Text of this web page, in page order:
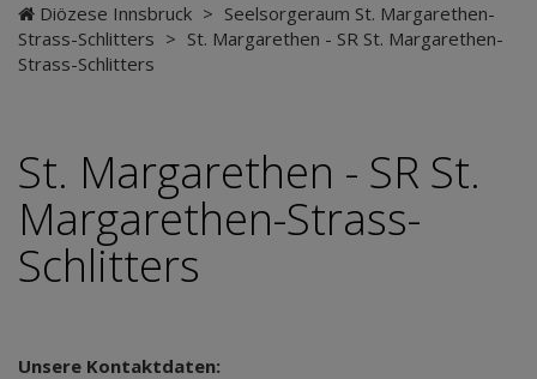
Diözese Innsbruck > Seelsorgeraum St. Margarethen-
Strass-Schlitters > St. Margarethen - SR St. Margarethen-
Strass-Schlitters
St. Margarethen - SR St.
Margarethen-Strass-
Schlitters
Unsere Kontaktdaten: